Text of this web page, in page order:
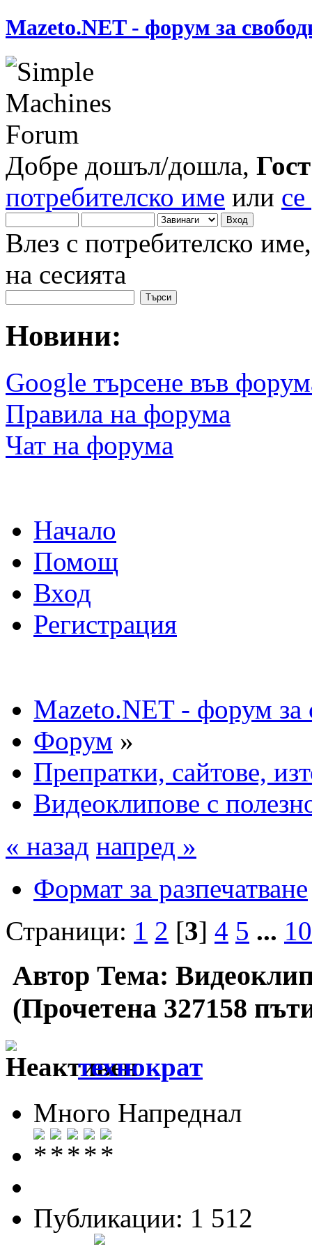
Mazeto.NET - форум за
Добре дошъл/дошла, Гост
потребителско име или
Влез с потребителско
на сесията
Новини:
Google търсене във
Правила на форума
Чат на форума
Начало
Помощ
Вход
Регистрация
Mazeto.NET - форум за
Форум »
Препратки, сайтове,
Видеоклипове с
« назад напред »
Формат за разпечатване
Страници: 1 2 [3] 4 5 ... 10
Автор Тема:
(Прочетена 327158
технократ
Много Напреднал
Публикации: 1 512